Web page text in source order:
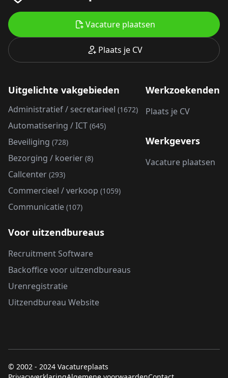
Plaats je CV
Vacature plaatsen
Uitgelichte vakgebieden
Administratief / secretarieel (1672)
Automatisering / ICT (645)
Beveiliging (728)
Bezorging / koerier (8)
Callcenter (293)
Commercieel / verkoop (1059)
Communicatie (107)
Werkzoekenden
Plaats je CV
Werkgevers
Vacature plaatsen
Voor uitzendbureaus
Recruitment Software
Backoffice voor uitzendbureaus
Urenregistratie
Uitzendbureau Website
© 2002 - 2024 Vacatureplaats